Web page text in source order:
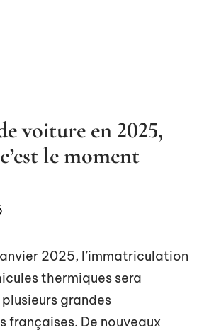
voiture en 2025,
le moment
2025, l’immatriculation
thermiques sera
grandes
françaises. De nouveaux